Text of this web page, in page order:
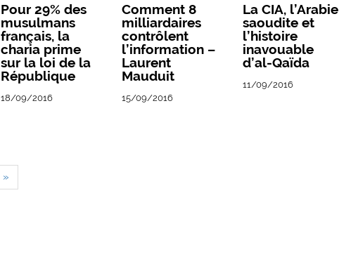
Pour 29% des
musulmans
français, la
charia prime
sur la loi de la
République
18/09/2016
Comment 8
milliardaires
contrôlent
l’information –
Laurent
Mauduit
15/09/2016
La CIA, l’Arabie
saoudite et
l’histoire
inavouable
d’al-Qaïda
11/09/2016
»